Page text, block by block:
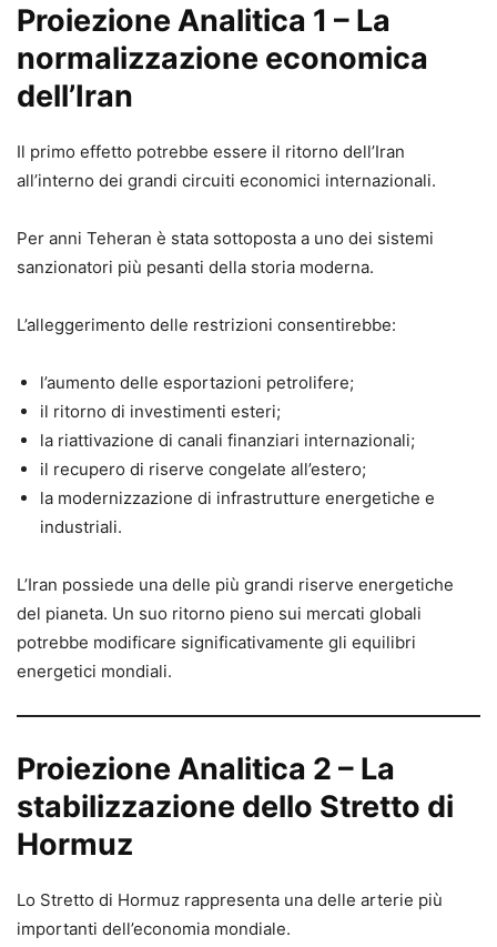
Proiezione Analitica 1 – La
normalizzazione economica
dell’Iran
Il primo effetto potrebbe essere il ritorno dell’Iran
all’interno dei grandi circuiti economici internazionali.
Per anni Teheran è stata sottoposta a uno dei sistemi
sanzionatori più pesanti della storia moderna.
L’alleggerimento delle restrizioni consentirebbe:
l’aumento delle esportazioni petrolifere;
il ritorno di investimenti esteri;
la riattivazione di canali finanziari internazionali;
il recupero di riserve congelate all’estero;
la modernizzazione di infrastrutture energetiche e
industriali.
L’Iran possiede una delle più grandi riserve energetiche
del pianeta. Un suo ritorno pieno sui mercati globali
potrebbe modificare significativamente gli equilibri
energetici mondiali.
Proiezione Analitica 2 – La
stabilizzazione dello Stretto di
Hormuz
Lo Stretto di Hormuz rappresenta una delle arterie più
importanti dell’economia mondiale.